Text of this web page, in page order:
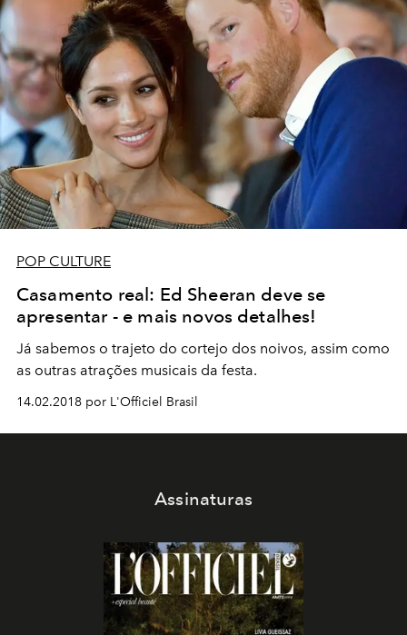
POP CULTURE
Casamento real: Ed Sheeran deve se
apresentar - e mais novos detalhes!
Já sabemos o trajeto do cortejo dos noivos, assim como
as outras atrações musicais da festa.
14.02.2018 por L'Officiel Brasil
Assinaturas